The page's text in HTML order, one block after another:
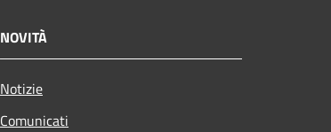
NOVITÀ
Notizie
Comunicati